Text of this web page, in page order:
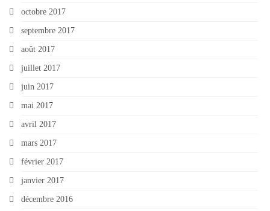
octobre 2017
septembre 2017
août 2017
juillet 2017
juin 2017
mai 2017
avril 2017
mars 2017
février 2017
janvier 2017
décembre 2016